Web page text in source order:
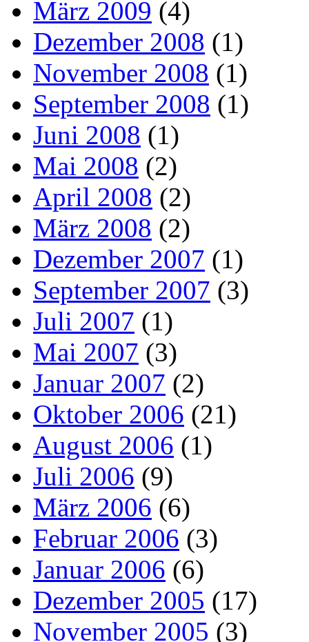
März 2009 (4)
Dezember 2008 (1)
November 2008 (1)
September 2008 (1)
Juni 2008 (1)
Mai 2008 (2)
April 2008 (2)
März 2008 (2)
Dezember 2007 (1)
September 2007 (3)
Juli 2007 (1)
Mai 2007 (3)
Januar 2007 (2)
Oktober 2006 (21)
August 2006 (1)
Juli 2006 (9)
März 2006 (6)
Februar 2006 (3)
Januar 2006 (6)
Dezember 2005 (17)
November 2005 (3)